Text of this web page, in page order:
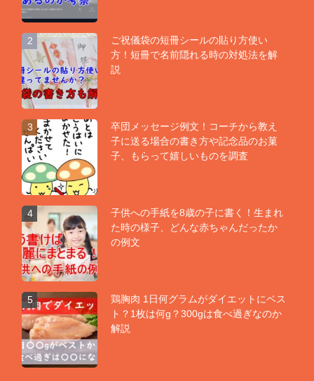
2
ご祝儀袋の短冊シールの貼り方使い
方！短冊で名前隠れる時の対処法を解
説
3
卒団メッセージ例文！コーチから教え
子に送る場合の書き方や記念品のお菓
子、もらって嬉しいものを調査
4
子供への手紙を8歳の子に書く！生まれ
た時の様子、どんな赤ちゃんだったか
の例文
5
鶏胸肉 1日何グラムがダイエットにベス
ト？1枚は何g？300gは食べ過ぎなのか
解説